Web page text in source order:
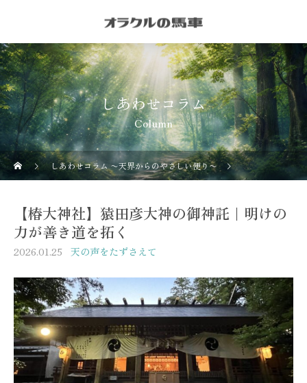
しあわせコラム
Column
しあわせコラム 〜天界からのやさしい便り〜 天の声をたずさ
【椿大神社】猿田彦大神の御神託｜明けの
力が善き道を拓く
2026.01.25 天の声をたずさえて